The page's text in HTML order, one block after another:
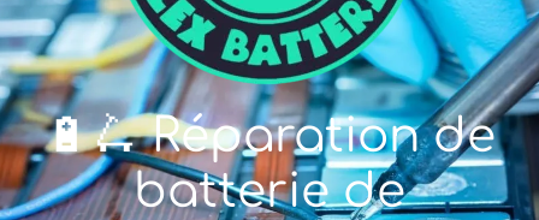
🔋🛴 Réparation de
batterie de